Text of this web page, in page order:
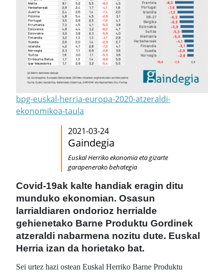
bpg-euskal-herria-europa-2020-atzeraldi-
ekonomikoa-taula
2021-03-24
Gaindegia
Euskal Herriko ekonomia eta gizarte
garapenerako behategia
Covid-19ak kalte handiak eragin ditu
munduko ekonomian. Osasun
larrialdiaren ondorioz herrialde
gehienetako Barne Produktu Gordinek
atzeraldi nabarmena nozitu dute. Euskal
Herria izan da horietako bat.
Sei urtez hazi ostean Euskal Herriko Barne Produktu